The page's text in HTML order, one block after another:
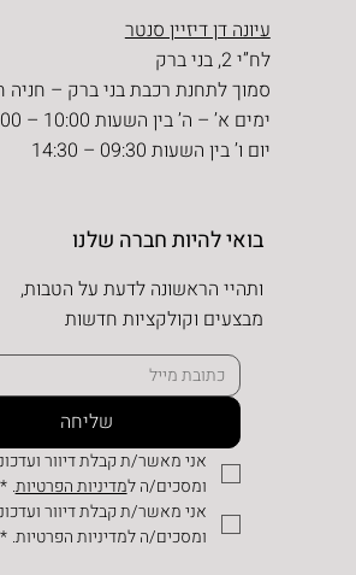
עיונה דן דיזיין סנטר
לח”י 2, בני ברק
סמוך לתחנת רכבת בני ברק – חניה
ימים א’ – ה’ בין השעות 10:00 – 20:00
יום ו’ בין השעות 09:30 – 14:30
בואי להיות חברה שלנו
ותהיי הראשונה לדעת על הטבות,
מבצעים וקולקציות חדשות
שליחה
ומסכים/ה למדיניות הפרטיות.
*
ומסכים/ה למדיניות הפרטיות. *